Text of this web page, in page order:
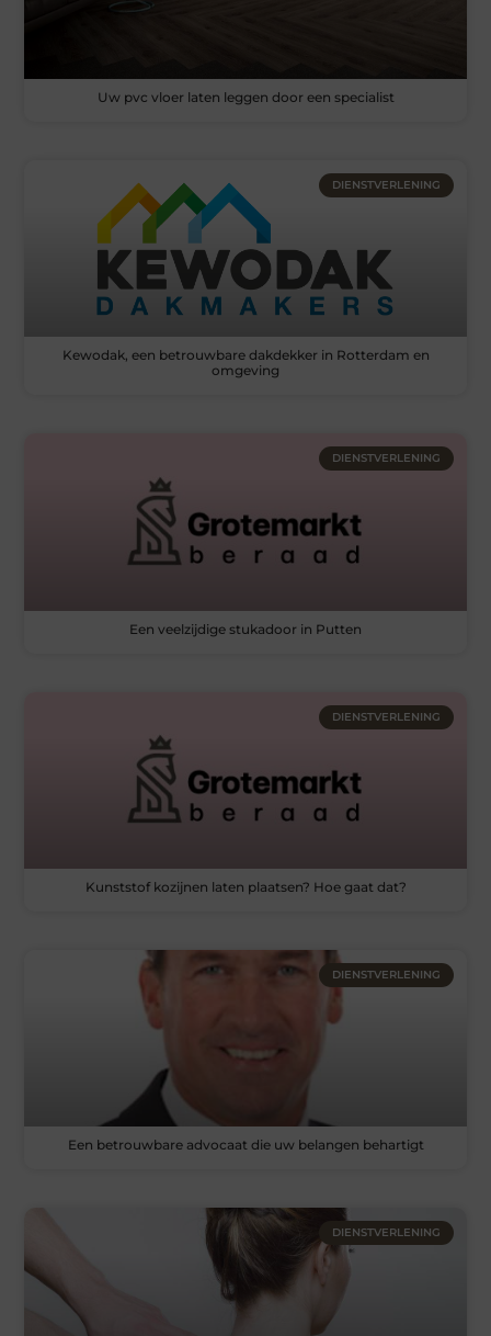
Uw pvc vloer laten leggen door een specialist
DIENSTVERLENING
Kewodak, een betrouwbare dakdekker in Rotterdam en
omgeving
DIENSTVERLENING
Een veelzijdige stukadoor in Putten
DIENSTVERLENING
Kunststof kozijnen laten plaatsen? Hoe gaat dat?
DIENSTVERLENING
Een betrouwbare advocaat die uw belangen behartigt
DIENSTVERLENING